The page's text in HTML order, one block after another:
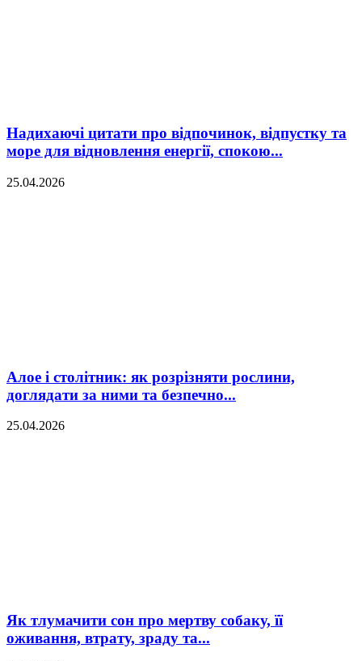
Надихаючі цитати про відпочинок, відпустку та
море для відновлення енергії, спокою...
25.04.2026
Алое і столітник: як розрізняти рослини,
доглядати за ними та безпечно...
25.04.2026
Як тлумачити сон про мертву собаку, її
оживання, втрату, зраду та...